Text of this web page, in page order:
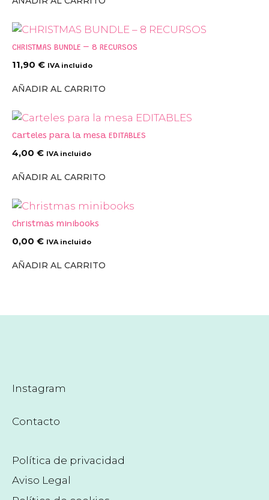
CHRISTMAS BUNDLE – 8 RECURSOS
11,90 € IVA incluido
AÑADIR AL CARRITO
Carteles para la mesa EDITABLES
4,00 € IVA incluido
AÑADIR AL CARRITO
Christmas minibooks
0,00 € IVA incluido
AÑADIR AL CARRITO
Instagram
Contacto
Política de privacidad
Aviso Legal